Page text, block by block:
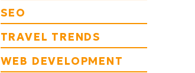
SEO
TRAVEL TRENDS
WEB DEVELOPMENT